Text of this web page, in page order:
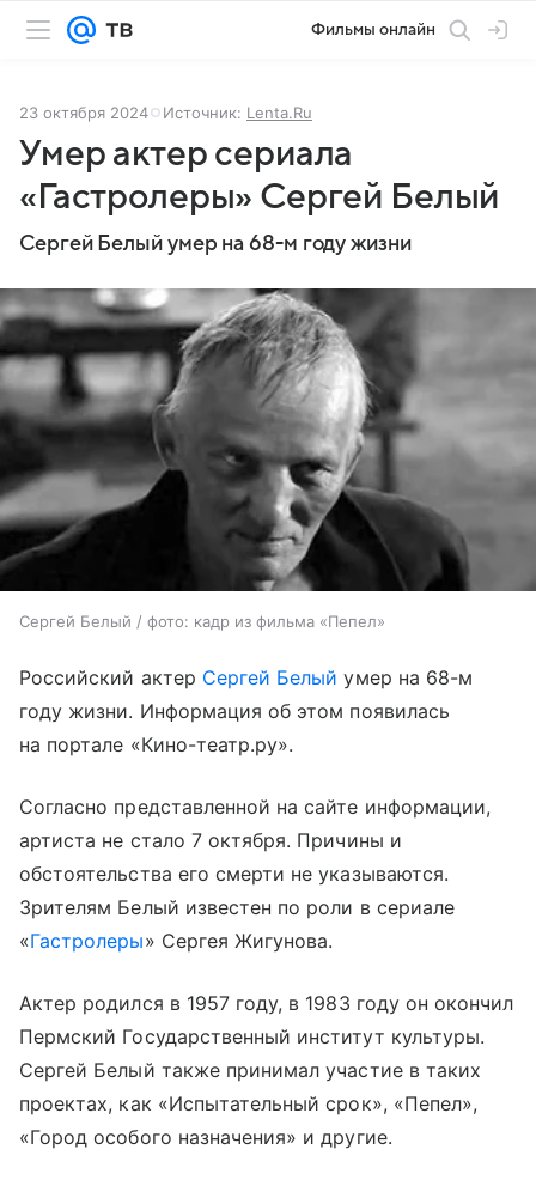
Фильмы онлайн
23 октября 2024 Источник: Lenta.Ru
Умер актер сериала
«Гастролеры» Сергей Белый
Сергей Белый умер на 68-м году жизни
Сергей Белый / фото: кадр из фильма «Пепел»
Российский актер Сергей Белый умер на 68-м
году жизни. Информация об этом появилась
на портале «Кино-театр.ру».
Согласно представленной на сайте информации,
артиста не стало 7 октября. Причины и
обстоятельства его смерти не указываются.
Зрителям Белый известен по роли в сериале
«Гастролеры» Сергея Жигунова.
Актер родился в 1957 году, в 1983 году он окончил
Пермский Государственный институт культуры.
Сергей Белый также принимал участие в таких
проектах, как «Испытательный срок», «Пепел»,
«Город особого назначения» и другие.